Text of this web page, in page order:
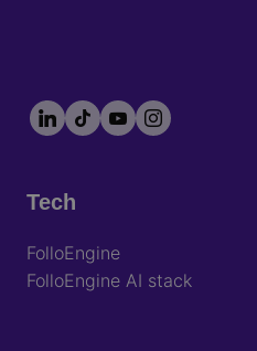
Footer
socials
LinkedIn
TikTokYouTubeInstagram
Tech
FolloEngine
FolloEngine AI stack